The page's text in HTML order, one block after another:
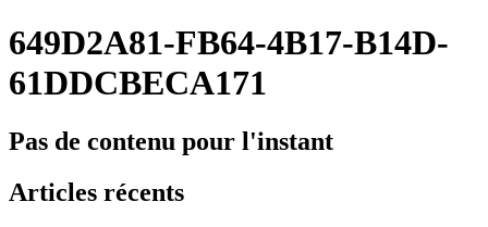
649D2A81-FB64-4B17-B14D-
61DDCBECA171
Pas de contenu pour l'instant
Articles récents